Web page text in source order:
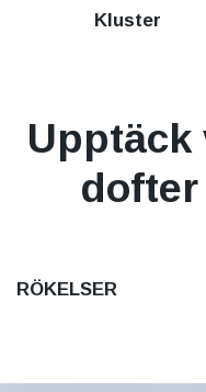
Kluster
Upptäck
RÖKELSER